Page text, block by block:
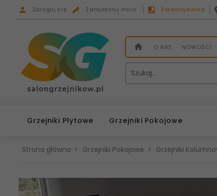
Zaloguj się Zarejestruj mnie Porównywarka
O NAS NOWOŚCI
Grzejniki Płytowe Grzejniki Pokojowe
Strona główna Grzejniki Pokojowe Grzejniki